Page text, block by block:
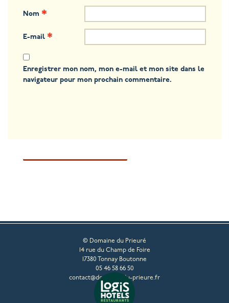
Nom *
E-mail *
Enregistrer mon nom, mon e-mail et mon site dans le
navigateur pour mon prochain commentaire.
© Domaine du Prieuré
14 rue du Champ de Foire
17380 Tonnay Boutonne
05 46 58 66 50
contact@domaine-du-prieure.fr